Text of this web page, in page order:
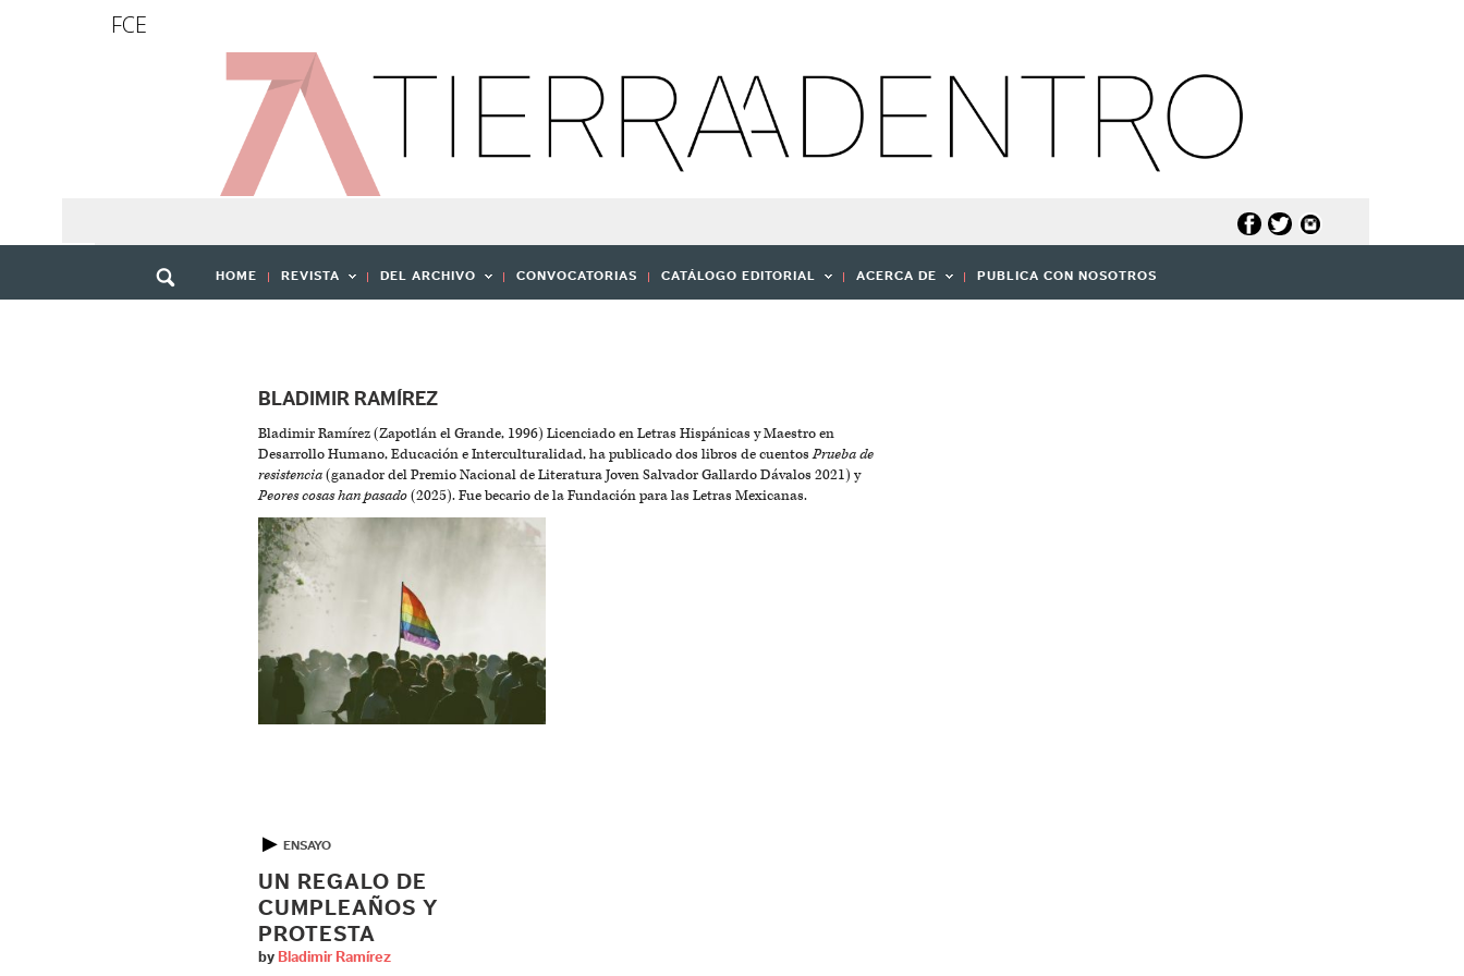
FCE
HOME REVISTA DEL ARCHIVO CONVOCATORIAS CATÁLOGO EDITORIAL ACERCA DE PUBLICA CON NOSOTROS
BLADIMIR RAMÍREZ
Bladimir Ramírez (Zapotlán el Grande, 1996) Licenciado en Letras Hispánicas y Maestro en
Desarrollo Humano, Educación e Interculturalidad, ha publicado dos libros de cuentosPrueba de
resistencia(ganador del Premio Nacional de Literatura Joven Salvador Gallardo Dávalos 2021) y
Peores cosas han pasado(2025). Fue becario de la Fundación para las Letras Mexicanas.
▶ ENSAYO
UN REGALO DE
CUMPLEAÑOS Y
PROTESTA
by Bladimir Ramírez